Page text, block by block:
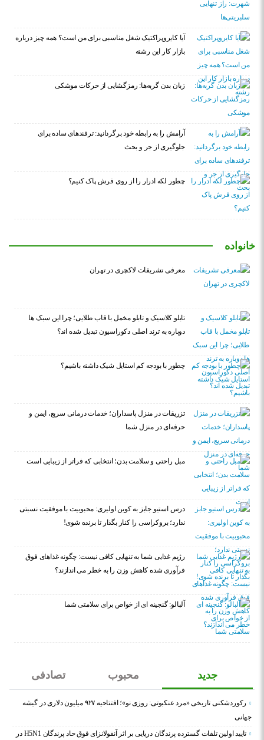
آیا کایروپراکتیک شغل مناسبی برای من است؟ همه چیز درباره
بازار کار این رشته
زبان بدن گربه‌ها: رمزگشایی از حرکات موشکی
آرامش را به رابطه خود برگردانید: ترفندهای ساده برای
جلوگیری از جر و بحث
چطور لکه ادرار را از روی فرش پاک کنیم؟
خانواده
معرفی تشریفات لاکچری در تهران
تابلو کلاسیک و تابلو مخمل با قاب طلایی؛ چرا این سبک ها
دوباره به ترند اصلی دکوراسیون تبدیل شده اند؟
چطور با بودجه کم استایل شیک داشته باشیم؟
تزریقات در منزل پاسداران؛ خدمات درمانی سریع، ایمن و
حرفه‌ای در منزل شما
مبل راحتی و سلامت بدن؛ انتخابی که فراتر از زیبایی است
درس استیو جابز به کوین اولیری: محبوبیت با موفقیت نسبتی
ندارد؛ بروکراسی را کنار بگذار تا برنده شوی!
رژیم غذایی شما به تنهایی کافی نیست: چگونه غذاهای فوق
فرآوری شده کاهش وزن را به خطر می اندازند؟
آلبالو: گنجینه ای از خواص برای سلامتی شما
جدید محبوب تصادفی
رکوردشکنی تاریخی «مرد عنکبوتی: روزی نو»؛ افتتاحیه ۹۲۷ میلیون دلاری در گیشه
جهانی
تایید اولین تلفات گسترده پرندگان دریایی بر اثر آنفولانزای فوق حاد پرندگان H5N1 در